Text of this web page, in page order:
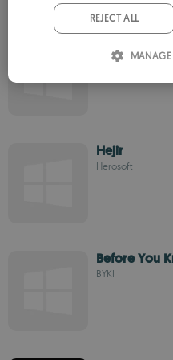
Esteban
Hejir
Herosoft
Before You
BYKI
REJECT ALL
MANAGE